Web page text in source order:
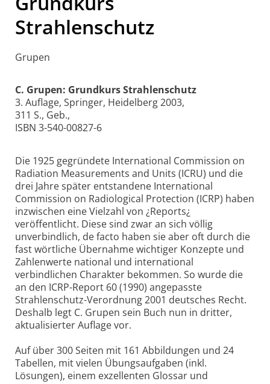
Strahlenschutz
Grupen
C. Grupen: Grundkurs Strahlenschutz
3. Auflage, Springer, Heidelberg 2003,
311 S., Geb.,
ISBN 3-540-00827-6
Die 1925 gegründete International Commission on
Radiation Measurements and Units (ICRU) und die
drei Jahre später entstandene International
Commission on Radio­logical Protection (ICRP) haben
inzwischen eine Vielzahl von ¿Reports¿
veröffentlicht. Diese sind zwar an sich völlig
unverbindlich, de facto haben sie aber oft durch die
fast wörtliche Übernahme wichtiger Konzepte und
Zahlenwerte national und international
verbindlichen Charakter bekommen. So wurde die
an den ICRP-Report 60 (1990) angepasste
Strahlenschutz-Verordnung 2001 deutsches Recht.
Deshalb legt C. Grupen sein Buch nun in dritter,
aktualisierter Auflage vor.
Auf über 300 Seiten mit 161 Abbildungen und 24
Tabellen, mit vielen Übungsaufgaben (inkl.
Lösungen), einem exzellenten Glossar und